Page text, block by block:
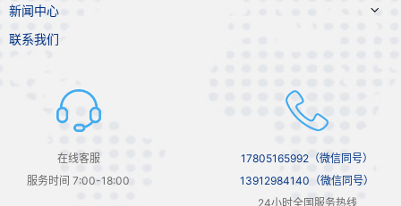
新闻中心 
联系我们
在线客服
服务时间 7:00-18:00
17805165992（微信同号）
13912984140（微信同号）
24小时全国服务热线